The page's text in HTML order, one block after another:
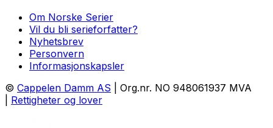
Om Norske Serier
Vil du bli serieforfatter?
Nyhetsbrev
Personvern
Informasjonskapsler
© Cappelen Damm AS | Org.nr. NO 948061937 MVA
Rettigheter og lover